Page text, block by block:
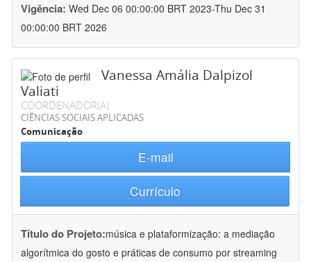
Vigência: Wed Dec 06 00:00:00 BRT 2023-Thu Dec 31
00:00:00 BRT 2026
Vanessa Amália Dalpizol
Valiati
COORDENADOR(A)
CIÊNCIAS SOCIAIS APLICADAS
Comunicação
E-mail
Currículo
Título do Projeto:música e plataformização: a mediação
algorítmica do gosto e práticas de consumo por streaming